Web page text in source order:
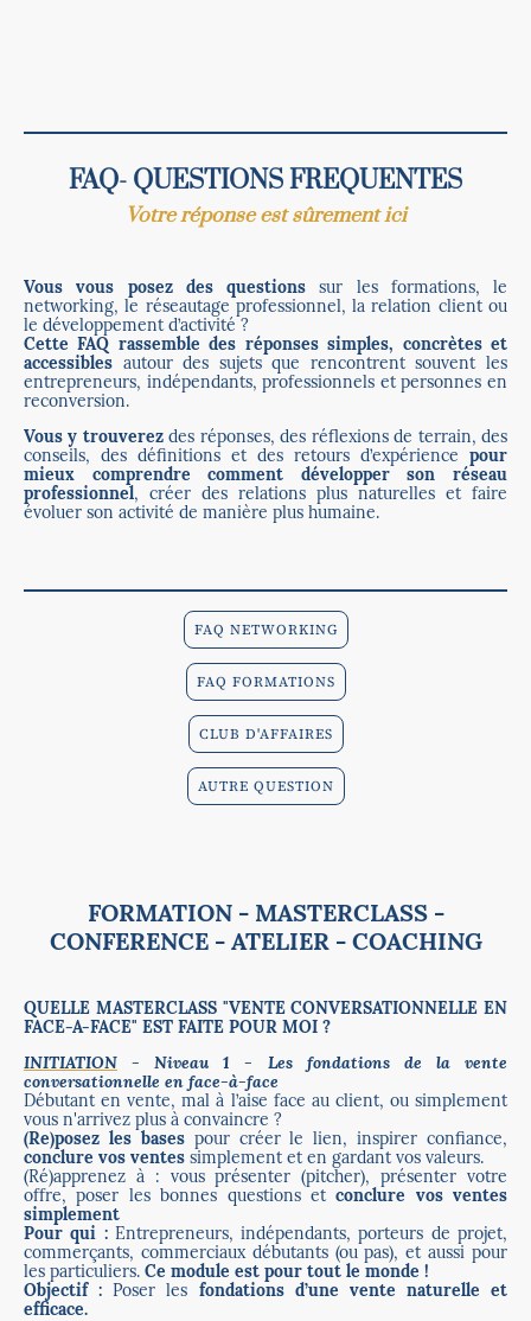
FAQ- QUESTIONS FREQUENTES
Votre réponse est sûrement ici
Vous vous posez des questionssur les formations, le
networking, le réseautage professionnel, la relation client ou
le développement d’activité ?
Cette FAQ rassemble des réponses simples, concrètes et
accessibles autour des sujets que rencontrent souvent les
entrepreneurs, indépendants, professionnels et personnes en
reconversion.
Vous y trouverezdes réponses, des réflexions de terrain, des
conseils, des définitions et des retours d’expérience pour
mieux comprendre comment développer son réseau
professionnel, créer des relations plus naturelles et faire
évoluer son activité de manière plus humaine.
FAQ NETWORKING
FAQ FORMATIONS
CLUB D'AFFAIRES
AUTRE QUESTION
FORMATION - MASTERCLASS -
CONFERENCE - ATELIER - COACHING
QUELLE MASTERCLASS "VENTE CONVERSATIONNELLE EN
FACE-A-FACE" EST FAITE POUR MOI ?
INITIATION - Niveau 1 - Les fondations de la vente
conversationnelle en face-à-face
Débutant en vente, mal à l’aise face au client, ou simplement
vous n'arrivez plus à convaincre ?
(Re)posez les basespour créer le lien, inspirer confiance,
conclure vos ventes simplement et en gardant vos valeurs.
(Ré)apprenez à : vous présenter (pitcher), présenter votre
offre, poser les bonnes questions etconclure vos ventes
simplement
Pour qui :Entrepreneurs, indépendants, porteurs de projet,
commerçants, commerciaux débutants (ou pas), et aussi pour
les particuliers. Ce module est pour tout le monde !
Objectif : Poser les fondations d’une vente naturelle et
efficace.